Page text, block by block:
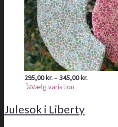
295,00kr.–345,00kr.Prisinterval:
Vælg variation
Julesok i Liberty